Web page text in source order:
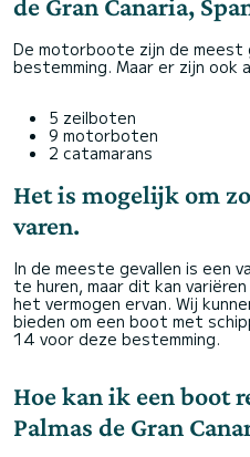
de Gran Canaria,
De motorboote zijn de meest
bestemming. Maar er zijn ook
5 zeilboten
9 motorboten
2 catamarans
Het is mogelijk om
varen.
In de meeste gevallen is een
te huren, maar dit kan
het vermogen ervan. Wij
bieden om een boot met
14 voor deze bestemming.
Hoe kan ik een boot
Palmas de Gran